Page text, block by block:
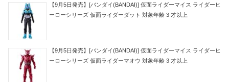
【9月5日発売】[バンダイ(BANDAI)] 仮面ライダーマイス ライダーヒ
ーローシリーズ 仮面ライダーダット 対象年齢 3 才以上
【9月5日発売】[バンダイ(BANDAI)] 仮面ライダーマイス ライダーヒ
ーローシリーズ 仮面ライダーマオウ 対象年齢 3 才以上